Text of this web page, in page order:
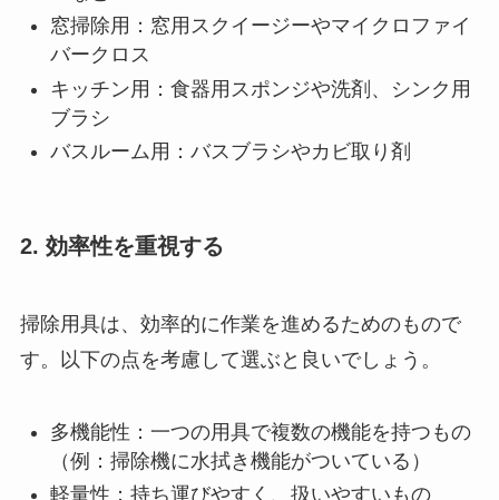
窓掃除用：窓用スクイージーやマイクロファイ
バークロス
キッチン用：食器用スポンジや洗剤、シンク用
ブラシ
バスルーム用：バスブラシやカビ取り剤
2. 効率性を重視する
掃除用具は、効率的に作業を進めるためのもので
す。以下の点を考慮して選ぶと良いでしょう。
多機能性：一つの用具で複数の機能を持つもの
（例：掃除機に水拭き機能がついている）
軽量性：持ち運びやすく、扱いやすいもの